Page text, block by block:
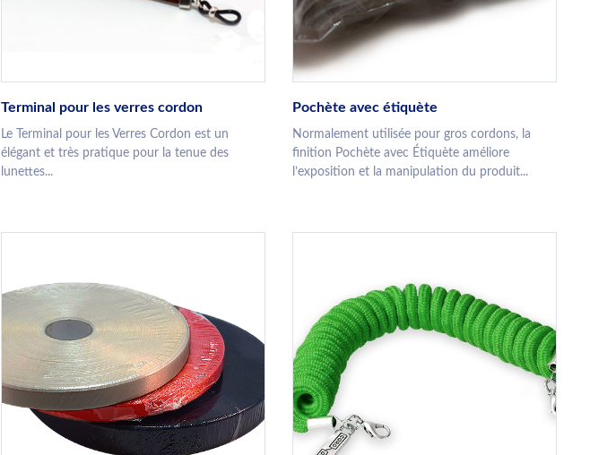
Terminal pour les verres cordon
Le Terminal pour les Verres Cordon est un
élégant et très pratique pour la tenue des
lunettes...
Pochète avec étiquète
Normalement utilisée pour gros cordons, la
finition Pochète avec Étiquète améliore
l’exposition et la manipulation du produit...